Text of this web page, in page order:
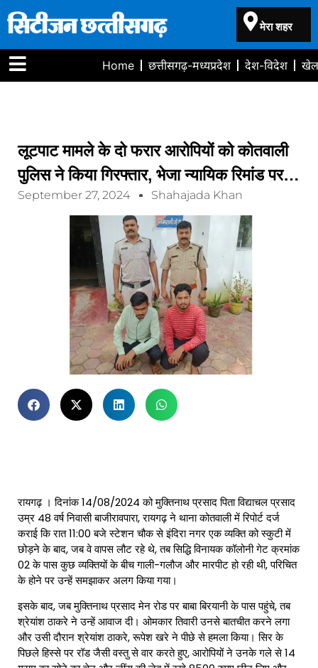
मेरा शहर
Home छत्तीसगढ़-मध्यप्रदेश देश-विदेश
लूटपाट मामले के दो फरार आरोपियों को कोतवाली
पुलिस ने किया गिरफ्तार, भेजा न्यायिक रिमांड पर…
September 27, 2024 Shahajada Khan
रायगढ़ । दिनांक 14/08/2024 को मुक्तिनाथ प्रसाद पिता विद्याचल प्रसाद
उम्र 48 वर्ष निवासी बाजीरावपारा, रायगढ़ ने थाना कोतवाली में रिपोर्ट दर्ज
कराई कि रात 11:00 बजे स्टेशन चौक से इंदिरा नगर एक व्यक्ति को स्कुटी में
छोड़ने के बाद, जब वे वापस लौट रहे थे, तब सिद्धि विनायक कॉलोनी गेट क्रमांक
02 के पास कुछ व्यक्तियों के बीच गाली-गलौज और मारपीट हो रही थी, परिचित
के होने पर उन्हें समझाकर अलग किया गया।
इसके बाद, जब मुक्तिनाथ प्रसाद मेन रोड पर बाबा बिरयानी के पास पहुंचे, तब
श्रेयांश ठाकरे ने उन्हें आवाज दी। ओमकार तिवारी उनसे बातचीत करने लगा
और उसी दौरान श्रेयांश ठाकरे, रूपेश खरे ने पीछे से हमला किया। सिर के
पिछले हिस्से पर रॉड जैसी वस्तु से वार करते हुए, आरोपियों ने उनके गले से 14